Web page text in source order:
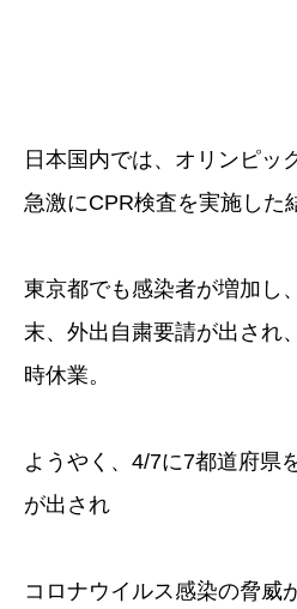
日本国内では、オリンピッ
急激にCPR検査を実施した
東京都でも感染者が増加し
末、外出自粛要請が出され
時休業。
ようやく、4/7に7都道府県
が出され
コロナウイルス感染の脅威